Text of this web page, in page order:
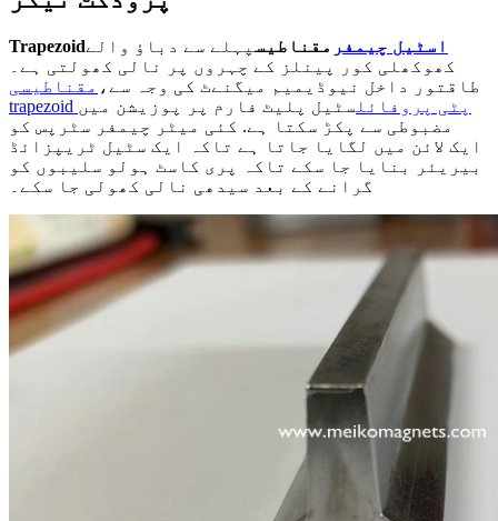
Trapezoid اسٹیل چیمفر مقناطیس پہلے سے دباؤ والے
کھوکھلی کور پینلز کے چہروں پر نالی کھولتی ہے۔
طاقتور داخل نیوڈیمیم میگنےٹ کی وجہ سے، مقناطیسی
trapezoid پٹی پروفائل سٹیل پلیٹ فارم پر پوزیشن میں
مضبوطی سے پکڑ سکتا ہے. کئی میٹر چیمفر سٹرپس کو
ایک لائن میں لگایا جاتا ہے تاکہ ایک سٹیل ٹریپزائڈ
بیریئر بنایا جا سکے تاکہ پری کاسٹ ہولو سلیبوں کو
گرانے کے بعد سیدھی نالی کھولی جا سکے۔